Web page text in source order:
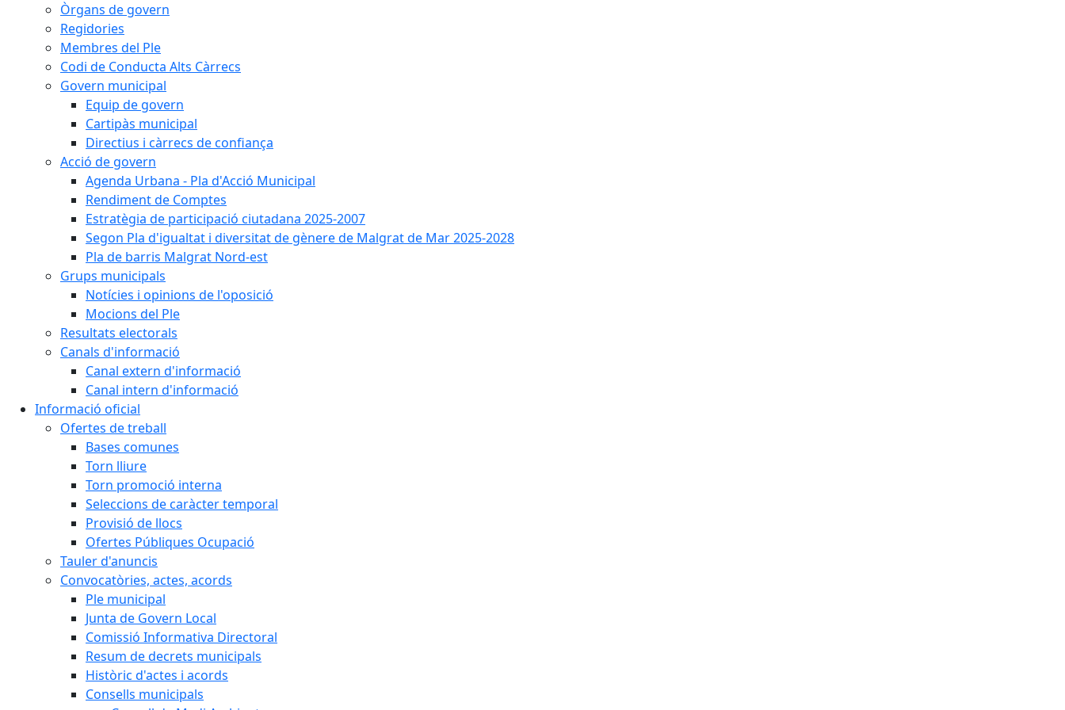
Òrgans de govern
Regidories
Membres del Ple
Codi de Conducta Alts Càrrecs
Govern municipal
Equip de govern
Cartipàs municipal
Directius i càrrecs de confiança
Acció de govern
Agenda Urbana - Pla d'Acció Municipal
Rendiment de Comptes
Estratègia de participació ciutadana 2025-2007
Segon Pla d'igualtat i diversitat de gènere de Malgrat de Mar 2025-2028
Pla de barris Malgrat Nord-est
Grups municipals
Notícies i opinions de l'oposició
Mocions del Ple
Resultats electorals
Canals d'informació
Canal extern d'informació
Canal intern d'informació
Informació oficial
Ofertes de treball
Bases comunes
Torn lliure
Torn promoció interna
Seleccions de caràcter temporal
Provisió de llocs
Ofertes Públiques Ocupació
Tauler d'anuncis
Convocatòries, actes, acords
Ple municipal
Junta de Govern Local
Comissió Informativa Directoral
Resum de decrets municipals
Històric d'actes i acords
Consells municipals